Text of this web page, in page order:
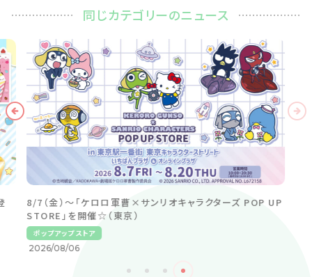
同じカテゴリーのニュース
8/7（金）～「ケロロ軍曹×サンリオキャラクターズ POP UP
STORE」を開催☆（東京）
ポップアップストア
2026/08/06